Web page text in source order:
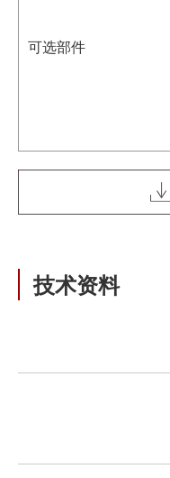
可选部件
技术资料